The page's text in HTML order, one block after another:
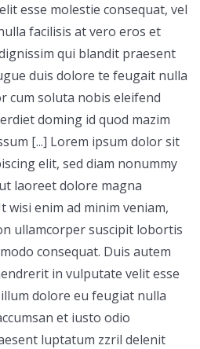
esse molestie consequat, vel
facilisis at vero eros et
qui blandit praesent
duis dolore te feugait nulla
cum soluta nobis eleifend
doming id quod mazim
[...] Lorem ipsum dolor sit
elit, sed diam nonummy
laoreet dolore magna
wisi enim ad minim veniam,
ullamcorper suscipit lobortis
consequat. Duis autem
in vulputate velit esse
dolore eu feugiat nulla
et iusto odio
luptatum zzril delenit